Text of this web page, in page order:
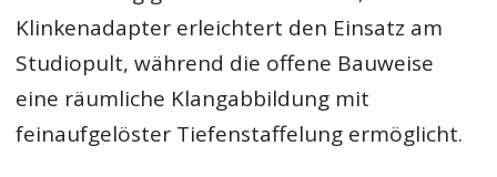
Klinkenadapter erleichtert den Einsatz am
Studiopult, während die offene Bauweise
eine räumliche Klangabbildung mit
feinaufgelöster Tiefenstaffelung ermöglicht.